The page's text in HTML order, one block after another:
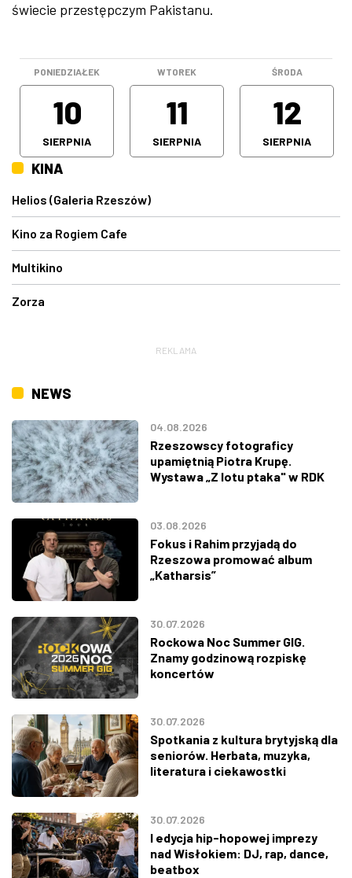
świecie przestępczym Pakistanu.
PONIEDZIAŁEK
10
SIERPNIA
WTOREK
11
SIERPNIA
ŚRODA
12
SIERPNIA
KINA
Helios (Galeria Rzeszów)
Kino za Rogiem Cafe
Multikino
Zorza
REKLAMA
NEWS
04.08.2026
Rzeszowscy fotograficy
upamiętnią Piotra Krupę.
Wystawa „Z lotu ptaka" w RDK
03.08.2026
Fokus i Rahim przyjadą do
Rzeszowa promować album
„Katharsis”
30.07.2026
Rockowa Noc Summer GIG.
Znamy godzinową rozpiskę
koncertów
30.07.2026
Spotkania z kultura brytyjską dla
seniorów. Herbata, muzyka,
literatura i ciekawostki
30.07.2026
I edycja hip-hopowej imprezy
nad Wisłokiem: DJ, rap, dance,
beatbox